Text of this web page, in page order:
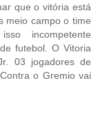
que o vitória está
meio campo o time
incompetente
futebol. O Vitoria
03 jogadores de
o Gremio vai